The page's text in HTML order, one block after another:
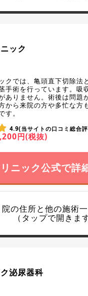
ック
クでは、亀頭直下切除法
手術を行っています。吸
ありません。術後は問題
から来院の方や多忙な方
す。
4.9(当サイトの口コミ総合
円(税抜)
ニック公式で詳
院の住所と他の施術
（タップで開きます
泌尿器科